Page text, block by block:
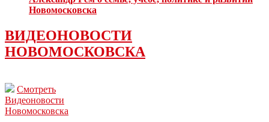
Новомосковска
ВИДЕОНОВОСТИ
НОВОМОСКОВСКА
Смотреть
Видеоновости
Новомосковска